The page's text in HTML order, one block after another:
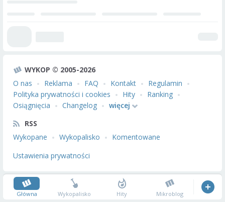
WYKOP © 2005-2026
O nas
Reklama FAQ Kontakt
Regulamin
Polityka prywatności i cookies
Hity
Ranking
Osiągnięcia
Changelog
więcej
RSS
Wykopane
Wykopalisko
Komentowane
Ustawienia prywatności
Główna Wykopalisko Hity Mikroblog